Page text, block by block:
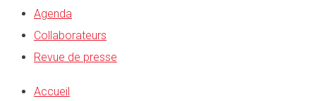
Agenda
Collaborateurs
Revue de presse
Accueil